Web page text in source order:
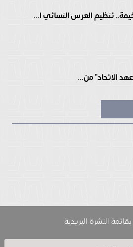
تنظيم العرس النسائي ا...
الاتحاد” من...
النشرة البريدية